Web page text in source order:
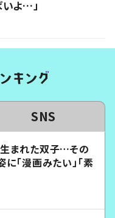
いよ…」
SNS
まれた双子…その
「漫画みたい」「素